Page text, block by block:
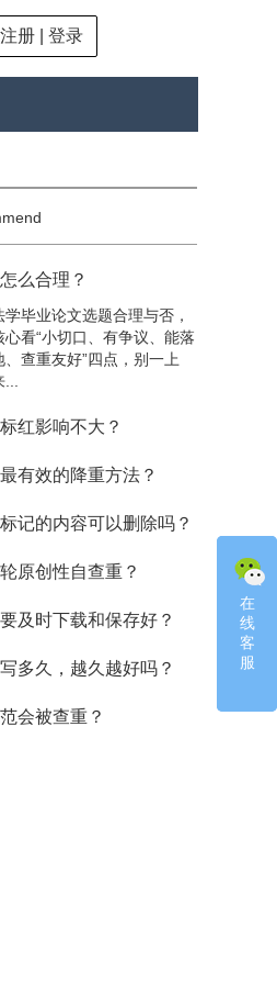
注册 | 登录
在
线
客
服
么合理？
学毕业论文选题合理与否，
心看“小切口、有争议、能落
、查重友好”四点，别一上
红影响不大？
有效的降重方法？
记的内容可以删除吗？
原创性自查重？
及时下载和保存好？
多久，越久越好吗？
会被查重？
在
线
客
服